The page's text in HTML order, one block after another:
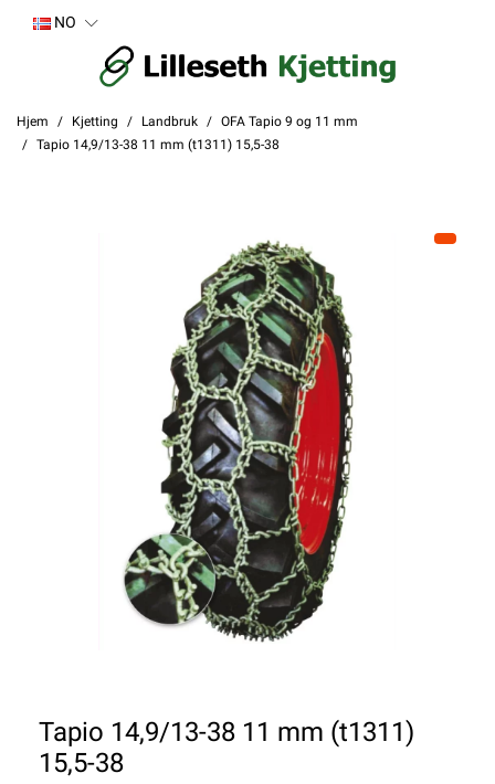
NO
Hjem Kjetting Landbruk
OFA Tapio 9 og 11 mm
Tapio 14,9/13-38 11 mm (t1311) 15,5-38
Tapio 14,9/13-38 11 mm (t1311)
15,5-38